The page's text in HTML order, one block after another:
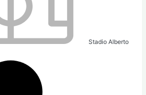
Stadio Alberto